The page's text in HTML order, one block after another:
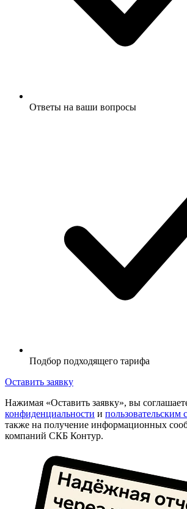
Ответы на ваши вопросы
Подбор подходящего тарифа
Оставить заявку
Нажимая «Оставить заявку», вы
конфиденциальности и пользовательским
также на получение информационных
компаний СКБ Контур.